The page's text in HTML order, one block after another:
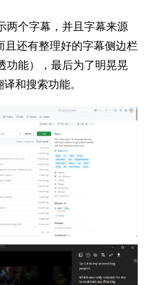
两个字幕，并且字幕来源
且还有整理好的字幕侧边栏
功能），最后为了明晃晃
和搜索功能。